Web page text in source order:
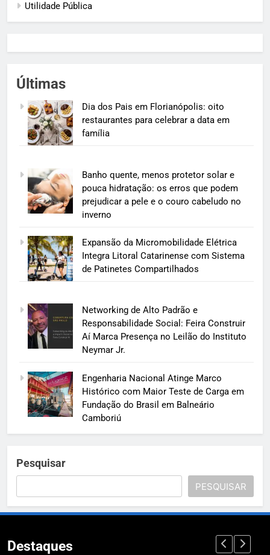
Utilidade Pública
Últimas
Dia dos Pais em Florianópolis: oito
restaurantes para celebrar a data em
família
Banho quente, menos protetor solar e
pouca hidratação: os erros que podem
prejudicar a pele e o couro cabeludo no
inverno
Expansão da Micromobilidade Elétrica
Integra Litoral Catarinense com Sistema
de Patinetes Compartilhados
Networking de Alto Padrão e
Responsabilidade Social: Feira Construir
Aí Marca Presença no Leilão do Instituto
Neymar Jr.
Engenharia Nacional Atinge Marco
Histórico com Maior Teste de Carga em
Fundação do Brasil em Balneário
Camboriú
Pesquisar
PESQUISAR
Destaques